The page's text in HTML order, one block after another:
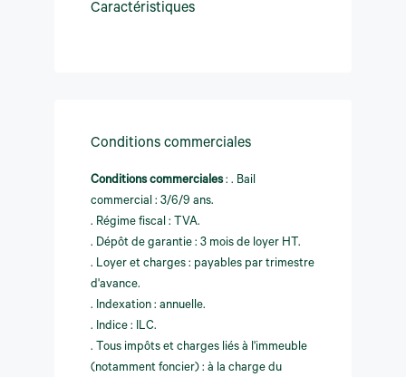
Caractéristiques
Conditions commerciales
Conditions commerciales : . Bail
commercial : 3/6/9 ans.
. Régime fiscal : TVA.
. Dépôt de garantie : 3 mois de loyer HT.
. Loyer et charges : payables par trimestre
d'avance.
. Indexation : annuelle.
. Indice : ILC.
. Tous impôts et charges liés à l'immeuble
(notamment foncier) : à la charge du